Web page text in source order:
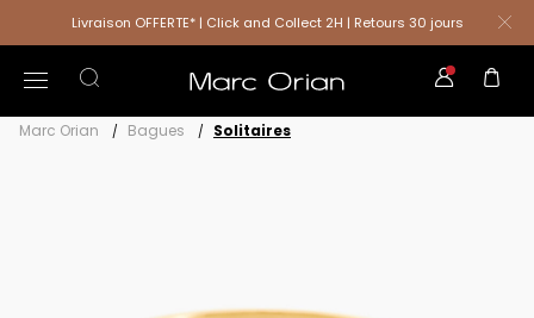
Livraison OFFERTE* | Click and Collect 2H | Retours 30 jours
Marc Orian Bagues Solitaires